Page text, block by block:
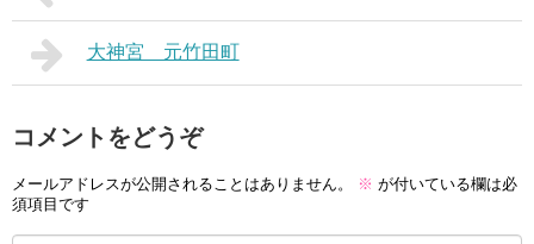
大神宮 元竹田町
コメントをどうぞ
メールアドレスが公開されることはありません。 ※ が付いている欄は必
須項目です